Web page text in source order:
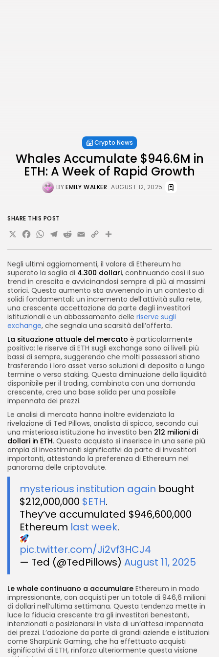
Crypto News
Whales Accumulate $946.6M in
ETH: A Week of Rapid Growth
BYEMILY WALKER AUGUST 12, 2025
Negli ultimi aggiornamenti, il valore di Ethereum ha
superato la soglia di 4.300 dollari, continuando così il suo
trend in crescita e avvicinandosi sempre di più ai massimi
storici. Questo aumento sta avvenendo in un contesto di
solidi fondamentali: un incremento dell’attività sulla rete,
una crescente accettazione da parte degli investitori
istituzionali e un abbassamento delle riserve sugli
exchange, che segnala una scarsità dell’offerta.
La situazione attuale del mercato è particolarmente
positiva: le riserve di ETH sugli exchange sono ai livelli più
bassi di sempre, suggerendo che molti possessori stiano
trasferendo i loro asset verso soluzioni di deposito a lungo
termine o verso staking. Questa diminuzione della liquidità
disponibile per il trading, combinata con una domanda
crescente, crea una base solida per una possibile
impennata dei prezzi.
Le analisi di mercato hanno inoltre evidenziato la
rivelazione di Ted Pillows, analista di spicco, secondo cui
una misteriosa istituzione ha investito ben 212 milioni di
dollari in ETH. Questo acquisto si inserisce in una serie più
ampia di investimenti significativi da parte di investitori
importanti, attestando la preferenza di Ethereum nel
panorama delle criptovalute.
mysterious institution again bought
$212,000,000 $ETH.
They’ve accumulated $946,600,000
Ethereum last week.
pic.twitter.com/Ji2vf3HCJ4
— Ted (@TedPillows) August 11, 2025
Le whale continuano a accumulare Ethereum in modo
impressionante, con acquisti per un totale di 946,6 milioni
di dollari nell’ultima settimana. Questa tendenza mette in
luce la fiducia crescente tra gli investitori benestanti,
intenzionati a posizionarsi in vista di un’attesa impennata
dei prezzi. L’adozione da parte di grandi aziende e istituzioni
come SharpLink Gaming, che ha effettuato acquisti
significativi di ETH, rinforza ulteriormente questa visione
SHARE THIS POST
X Facebook
WhatsApp
Telegram
Reddit
Email
Copy
Link
Share